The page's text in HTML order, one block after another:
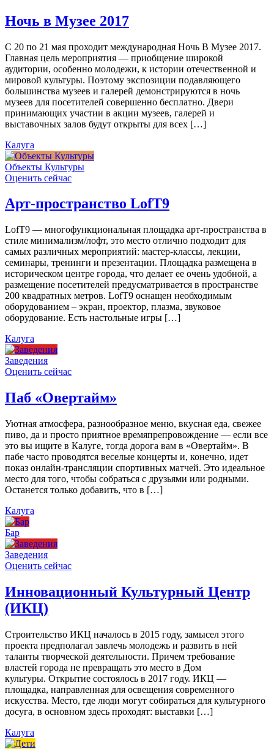
Ночь в Музее 2017
С 20 по 21 мая проходит международная Ночь В Музее 2017.
Главная цель мероприятия — приобщение широкой
аудитории, особенно молодежи, к истории отечественной и
мировой культуры. Поэтому экспозиции подавляющего
большинства музеев и галерей демонстрируются в ночь
музеев для посетителей совершенно бесплатно. Двери
принимающих участии в акции музеев, галерей и
выставочных залов будут открыты для всех […]
Калуга
Объекты Культуры
Оценить сейчас
Арт-пространство LofT9
LofT9 — многофункциональная площадка арт-пространства в
стиле минимализм/лофт, это место отлично подходит для
самых различных мероприятий: мастер-классы, лекции,
семинары, тренинги и презентации. Площадка размещена в
историческом центре города, что делает ее очень удобной, а
размещение посетителей предусматривается в пространстве
200 квадратных метров. LofT9 оснащен необходимым
оборудованием – экран, проектор, плазма, звуковое
оборудование. Есть настольные игры […]
Калуга
Заведения
Оценить сейчас
Паб «Овертайм»
Уютная атмосфера, разнообразное меню, вкусная еда, свежее
пиво, да и просто приятное времяпрепровождение — если все
это вы ищите в Калуге, тогда дорога вам в «Овертайм». В
пабе часто проводятся веселые концерты и, конечно, идет
показ онлайн-трансляции спортивных матчей. Это идеальное
место для того, чтобы собраться с друзьями или родными.
Останется только добавить, что в […]
Калуга
Бар
Заведения
Оценить сейчас
Инновационный Культурный Центр
(ИКЦ)
Строительство ИКЦ началось в 2015 году, замысел этого
проекта предполагал завлечь молодежь и развить в ней
таланты творческой деятельности. Причем требование
властей города не превращать это место в Дом
культуры. Открытие состоялось в 2017 году. ИКЦ —
площадка, направленная для освещения современного
искусства. Место, где люди могут собираться для культурного
досуга, в основном здесь проходят: выставки […]
Калуга